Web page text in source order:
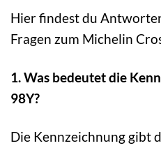
Hier findest du
Fragen zum Michelin
1. Was bedeutet die
98Y?
Die Kennzeichnung gibt